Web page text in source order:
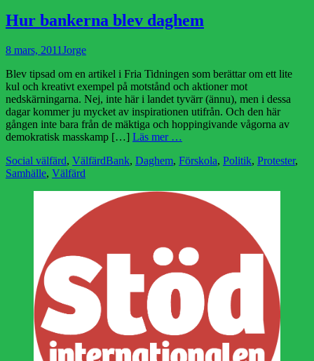
Hur bankerna blev daghem
Publicerad
8 mars, 2011 Författare
Jorge
Blev tipsad om en artikel i Fria Tidningen som berättar om ett lite
kul och kreativt exempel på motstånd och aktioner mot
nedskärningarna. Nej, inte här i landet tyvärr (ännu), men i dessa
dagar kommer ju mycket av inspirationen utifrån. Och den här
gången inte bara från de mäktiga och hoppingivande vågorna av
demokratisk masskamp […] Läs mer …
Kategorier
Social välfärd, VälfärdEtiketter
Bank, Daghem, Förskola, Politik, Protester,
Samhälle, Välfärd